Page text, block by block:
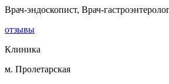
Врач-эндоскопист, Врач-
отзывы
Клиника
м. Пролетарская